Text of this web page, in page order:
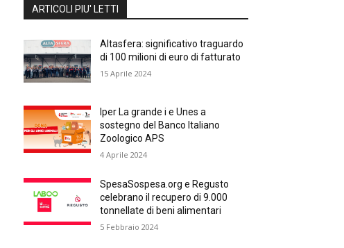
ARTICOLI PIU' LETTI
Altasfera: significativo traguardo
di 100 milioni di euro di fatturato
15 Aprile 2024
Iper La grande i e Unes a
sostegno del Banco Italiano
Zoologico APS
4 Aprile 2024
SpesaSospesa.org e Regusto
celebrano il recupero di 9.000
tonnellate di beni alimentari
5 Febbraio 2024